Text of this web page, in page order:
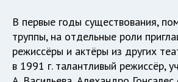
В первые годы существования,
труппы, на отдельные роли
режиссёры и актёры из других
в 1991 г. талантливый режиссёр,